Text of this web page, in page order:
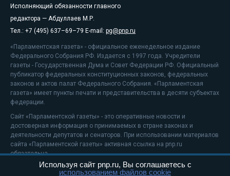
Исполняющий обязанности главного
редактора — Абдуллаев М.Р.
Тел.: +7 (495) 637–69–79 E-mail: pg@pnp.ru
«Парламентская газета» - официальное еженедельное издание
Федерального Собрания РФ. Издается с 1997 года. Учредители
газеты - Государственная Дума и Совет Федерации РФ. Официальный
публикатор федеральных конституционных законов, федеральных
законов и актов палат Федерального Собрания. «Парламентская
газета» имеет пункты печати и представительства в десяти субъектах
федерации.
Сайт «Парламентской газеты» - это оперативные новости и
достоверная информация о принимаемых в стране законах и
деятельности депутатов и сенаторов. При использовании материалов
сайта «Парламентской газеты» активная ссылка на pnp.ru
обязательна.
На информационном ресурсе применяютсярекомендательные
Используя сайт pnp.ru, Вы соглашаетесь с
использованием файлов cookie